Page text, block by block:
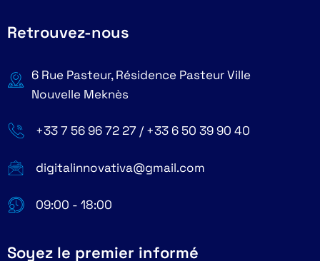
Retrouvez-nous
6 Rue Pasteur, Résidence Pasteur Ville
Nouvelle Meknès
+33 7 56 96 72 27 / +33 6 50 39 90 40
digitalinnovativa@gmail.com
09:00 - 18:00
Soyez le premier informé